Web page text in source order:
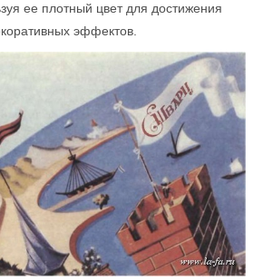
ее плотный цвет для достижения
эффектов.